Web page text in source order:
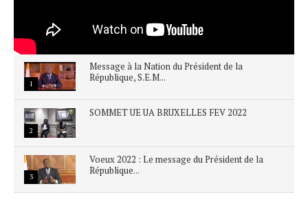
1
Message à la Nation du Président de la
République, S.E.M...
2
SOMMET UE UA BRUXELLES FEV 2022
3
Voeux 2022 : Le message du Président de la
République...